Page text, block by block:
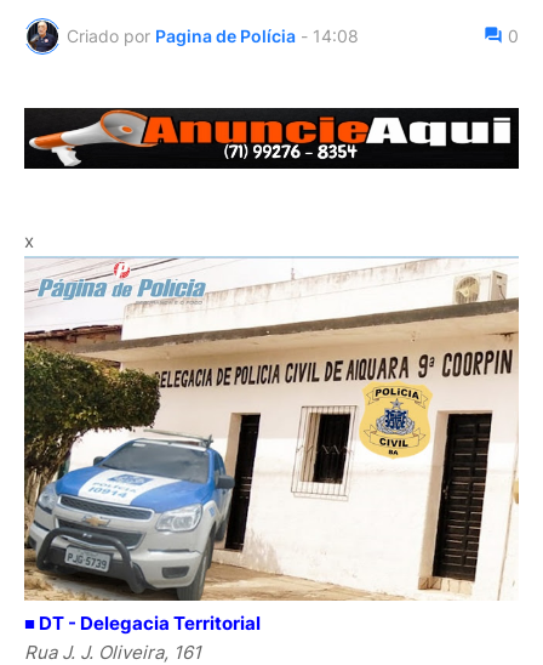
Criado por Pagina de Polícia - 14:08 0
x
■ DT - Delegacia Territorial
Rua J. J. Oliveira, 161